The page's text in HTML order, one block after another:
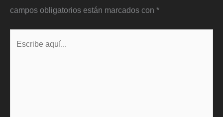
campos obligatorios están marcados con *